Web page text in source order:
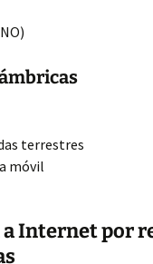
terrestres
móvil
Internet por